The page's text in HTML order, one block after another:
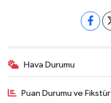
Hava Durumu
Puan Durumu ve Fikstür